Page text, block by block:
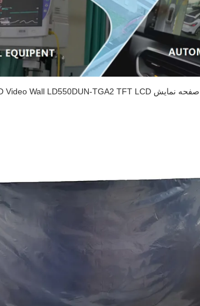
صفحه نمایش LG LCD Video Wall LD550DUN-TGA2 TFT LCD